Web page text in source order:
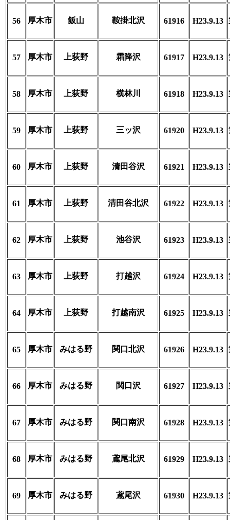
56 厚木市 飯山 鞍掛北沢 61916 H23.9.13
57 厚木市 上荻野 霜降沢 61917 H23.9.13
58 厚木市 上荻野 横林川 61918 H23.9.13
59 厚木市 上荻野 三ッ沢 61920 H23.9.13
60 厚木市 上荻野 清田谷沢 61921 H23.9.13
61 厚木市 上荻野 清田谷北沢 61922 H23.9.13
62 厚木市 上荻野 池谷沢 61923 H23.9.13
63 厚木市 上荻野 打越沢 61924 H23.9.13
64 厚木市 上荻野 打越南沢 61925 H23.9.13
65 厚木市 みはる野 関口北沢 61926 H23.9.13
66 厚木市 みはる野 関口沢 61927 H23.9.13
67 厚木市 みはる野 関口南沢 61928 H23.9.13
68 厚木市 みはる野 鳶尾北沢 61929 H23.9.13
69 厚木市 みはる野 鳶尾沢 61930 H23.9.13